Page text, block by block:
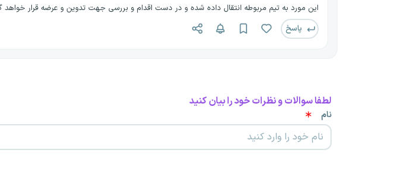
این مورد به تیم مربوطه انتقال داده شده و در دست اقدام و بررسی جهت تدوین و عرضه قرار خواهد
پاسخ
لطفا سوالات و نظرات خود را بیان کنید
نام